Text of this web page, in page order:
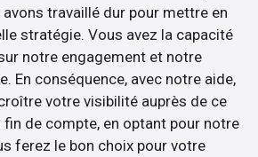
avons travaillé dur pour mettre en
stratégie. Vous avez la capacité
notre engagement et notre
En conséquence, avec notre aide,
votre visibilité auprès de ce
fin de compte, en optant pour notre
ferez le bon choix pour votre